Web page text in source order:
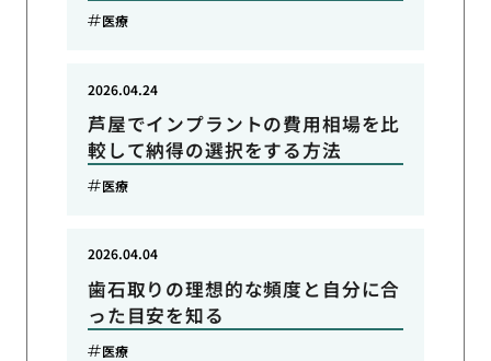
医療
芦屋でインプラントの費用相場を比
較して納得の選択をする方法
2026.04.24
医療
歯石取りの理想的な頻度と自分に合
った目安を知る
2026.04.04
医療